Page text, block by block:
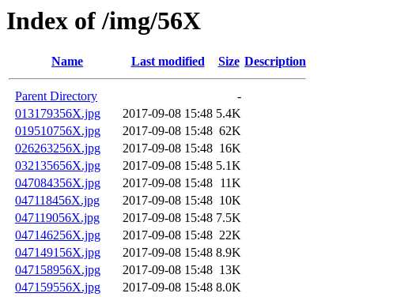
Index of /img/56X
Name Last modified Size Description
Parent Directory
-
013179356X.jpg
2017-09-08 15:48 5.4K
019510756X.jpg
2017-09-08 15:48 62K
026263256X.jpg
2017-09-08 15:48 16K
032135656X.jpg
2017-09-08 15:48 5.1K
047084356X.jpg
2017-09-08 15:48 11K
047118456X.jpg
2017-09-08 15:48 10K
047119056X.jpg
2017-09-08 15:48 7.5K
047146256X.jpg
2017-09-08 15:48 22K
047149156X.jpg
2017-09-08 15:48 8.9K
047158956X.jpg
2017-09-08 15:48 13K
047159556X.jpg
2017-09-08 15:48 8.0K